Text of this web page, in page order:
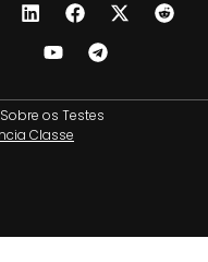
Sobre os Testes
Classe